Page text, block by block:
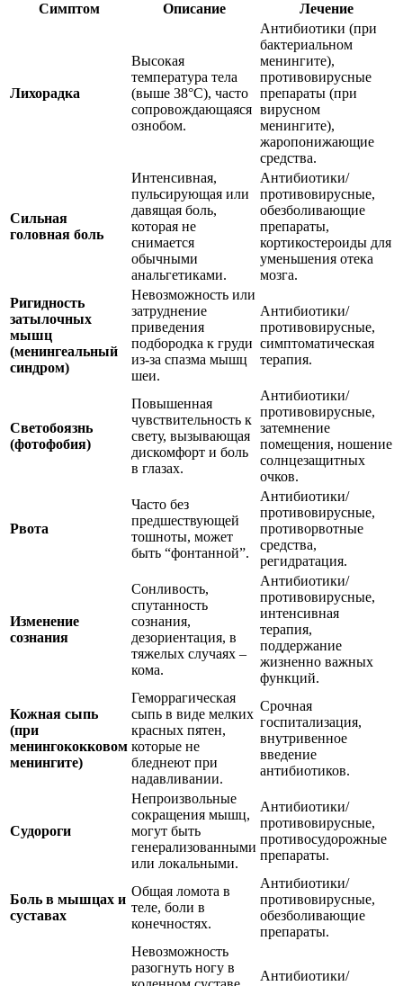
Симптом Описание Лечение
Лихорадка
Высокая
температура тела
(выше 38°C), часто
сопровождающаяся
ознобом.
Антибиотики (при
бактериальном
менингите),
противовирусные
препараты (при
вирусном
менингите),
жаропонижающие
средства.
Сильная
головная боль
Интенсивная,
пульсирующая или
давящая боль,
которая не
снимается
обычными
анальгетиками.
Антибиотики/
противовирусные,
обезболивающие
препараты,
кортикостероиды для
уменьшения отека
мозга.
Ригидность
затылочных
мышц
(менингеальный
синдром)
Невозможность или
затруднение
приведения
подбородка к груди
из-за спазма мышц
шеи.
Антибиотики/
противовирусные,
симптоматическая
терапия.
Светобоязнь
(фотофобия)
Повышенная
чувствительность к
свету, вызывающая
дискомфорт и боль
в глазах.
Антибиотики/
противовирусные,
затемнение
помещения, ношение
солнцезащитных
очков.
Рвота
Часто без
предшествующей
тошноты, может
быть “фонтанной”.
Антибиотики/
противовирусные,
противорвотные
средства,
регидратация.
Изменение
сознания
Сонливость,
спутанность
сознания,
дезориентация, в
тяжелых случаях –
кома.
Антибиотики/
противовирусные,
интенсивная
терапия,
поддержание
жизненно важных
функций.
Кожная сыпь
(при
менингококковом
менингите)
Геморрагическая
сыпь в виде мелких
красных пятен,
которые не
бледнеют при
надавливании.
Срочная
госпитализация,
внутривенное
введение
антибиотиков.
Судороги
Непроизвольные
сокращения мышц,
могут быть
генерализованными
или локальными.
Антибиотики/
противовирусные,
противосудорожные
препараты.
Боль в мышцах и
суставах
Общая ломота в
теле, боли в
конечностях.
Антибиотики/
противовирусные,
обезболивающие
препараты.
Невозможность
разогнуть ногу в
Антибиотики/